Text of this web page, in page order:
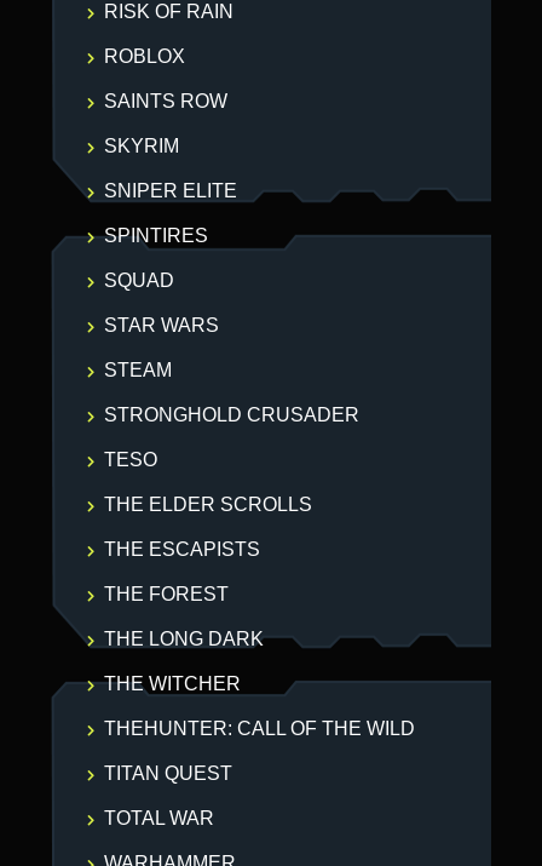
RISK OF RAIN
ROBLOX
SAINTS ROW
SKYRIM
SNIPER ELITE
SPINTIRES
SQUAD
STAR WARS
STEAM
STRONGHOLD CRUSADER
TESO
THE ELDER SCROLLS
THE ESCAPISTS
THE FOREST
THE LONG DARK
THE WITCHER
THEHUNTER: CALL OF THE WILD
TITAN QUEST
TOTAL WAR